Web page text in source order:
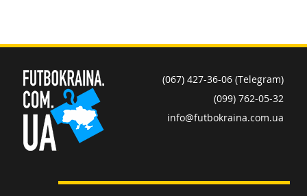
(067) 427-36-06 (Telegram)
(099) 762-05-32
info@futbokraina.com.ua